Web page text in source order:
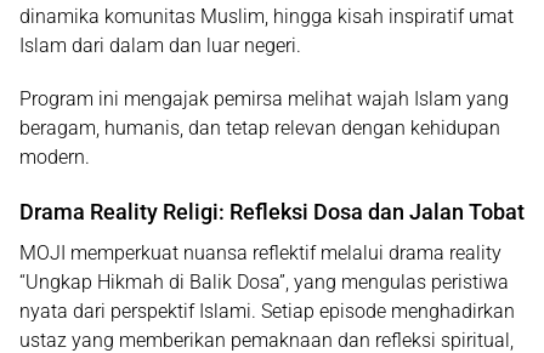
dinamika komunitas Muslim, hingga kisah inspiratif umat
Islam dari dalam dan luar negeri.
Program ini mengajak pemirsa melihat wajah Islam yang
beragam, humanis, dan tetap relevan dengan kehidupan
modern.
Drama Reality Religi: Refleksi Dosa dan Jalan Tobat
MOJI memperkuat nuansa reflektif melalui drama reality
“Ungkap Hikmah di Balik Dosa” , yang mengulas peristiwa
nyata dari perspektif Islami. Setiap episode menghadirkan
ustaz yang memberikan pemaknaan dan refleksi spiritual,